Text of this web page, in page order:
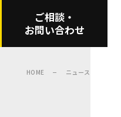
ご相談・
お問い合わせ
HOME ニュース